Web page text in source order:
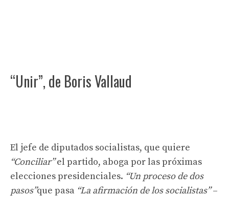
“Unir”, de Boris Vallaud
El jefe de diputados socialistas, que quiere
“Conciliar”el partido, aboga por las próximas
elecciones presidenciales. “Un proceso de dos
pasos”que pasa “La afirmación de los socialistas”–